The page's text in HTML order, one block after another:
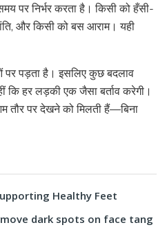
पर निर्भर करता है। किसी को हँसी-
और किसी को बस आराम। यही
पर पड़ता है। इसलिए कुछ बदलाव
हर लड़की एक जैसा बर्ताव करेगी।
तौर पर देखने को मिलती हैं—बिना
Healthy Feet
dark spots on face tang